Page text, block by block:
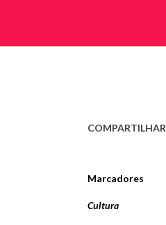
COMPARTILHAR
Marcadores
Cultura